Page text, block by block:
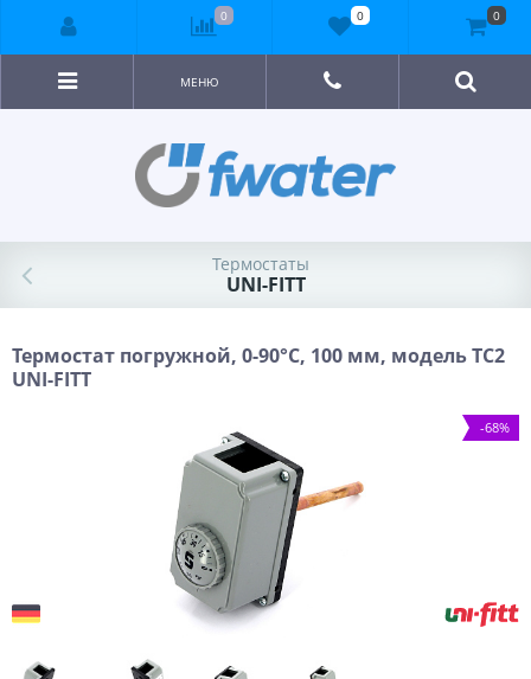
МЕНЮ
Термостаты
UNI-FITT
Термостат погружной, 0-90°С, 100 мм, модель TC2
UNI-FITT
-68%
0 0 0